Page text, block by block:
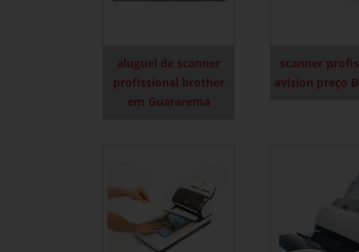
aluguel de scanner
profissional brother
em Guararema
scanner
avision preço